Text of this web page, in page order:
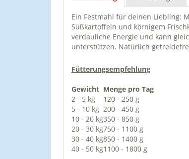
Ein Festmahl für deinen Liebling:
Süßkartoffeln und körnigem
verdauliche Energie und kann
unterstützen. Natürlich
Fütterungsempfehlung
Gewicht Menge pro Tag
2 - 5 kg
120 - 250 g
5 - 10 kg 200 - 450 g
10 - 20 kg350 - 850 g
20 - 30 kg750 - 1100 g
30 - 40 kg850 - 1400 g
40 - 50 kg1100 - 1800 g